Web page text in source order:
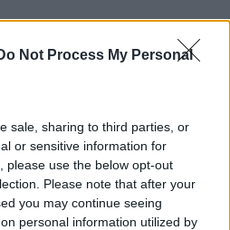
Not Process My Personal
sale, sharing to third parties, or
or sensitive information for
please use the below opt-out
Please note that after your
you may continue seeing
personal information utilized by